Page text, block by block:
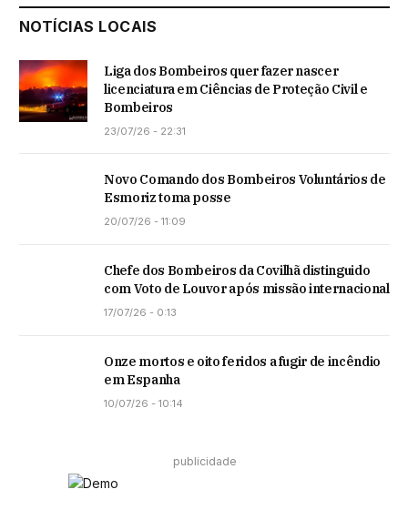
NOTÍCIAS LOCAIS
Liga dos Bombeiros quer fazer nascer
licenciatura em Ciências de Proteção Civil e
Bombeiros
23/07/26 - 22:31
Novo Comando dos Bombeiros Voluntários de
Esmoriz toma posse
20/07/26 - 11:09
Chefe dos Bombeiros da Covilhã distinguido
com Voto de Louvor após missão internacional
17/07/26 - 0:13
Onze mortos e oito feridos a fugir de incêndio
em Espanha
10/07/26 - 10:14
publicidade